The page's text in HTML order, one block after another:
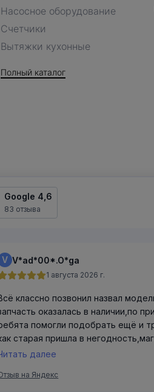
Насосное оборудование
Счетчики
Вытяжки кухонные
Полный каталог